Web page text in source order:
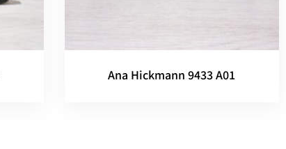
Ana Hickmann 9433 A01